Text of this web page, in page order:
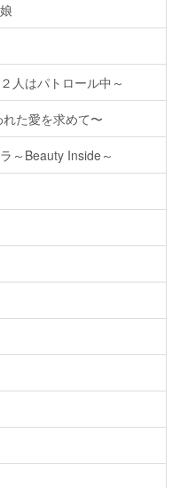
人はパトロール中～
た愛を求めて〜
～Beauty Inside～